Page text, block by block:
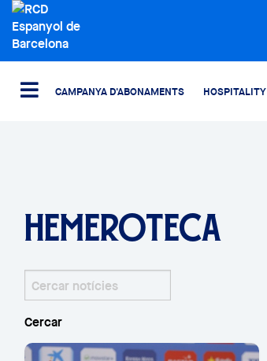
CAMPANYA D'ABONAMENTS HOSPITALITY
HEMEROTECA
Cercar